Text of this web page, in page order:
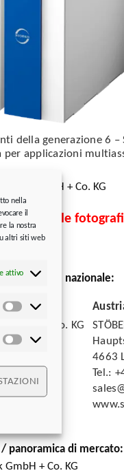
nella
il
la nostra
altri siti web
attivo
Statistiche
Marketing
della generazione 6 –
per applicazioni
GmbH + Co. KG
il materiale
nazionale:
GmbH + Co. KG
4663
Tel.:
panoramica di mercato:
GmbH + Co. KG